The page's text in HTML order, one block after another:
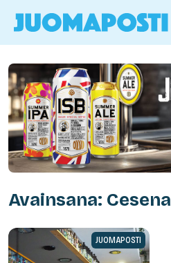
Avainsana: Cesena
JUOMAPOSTI